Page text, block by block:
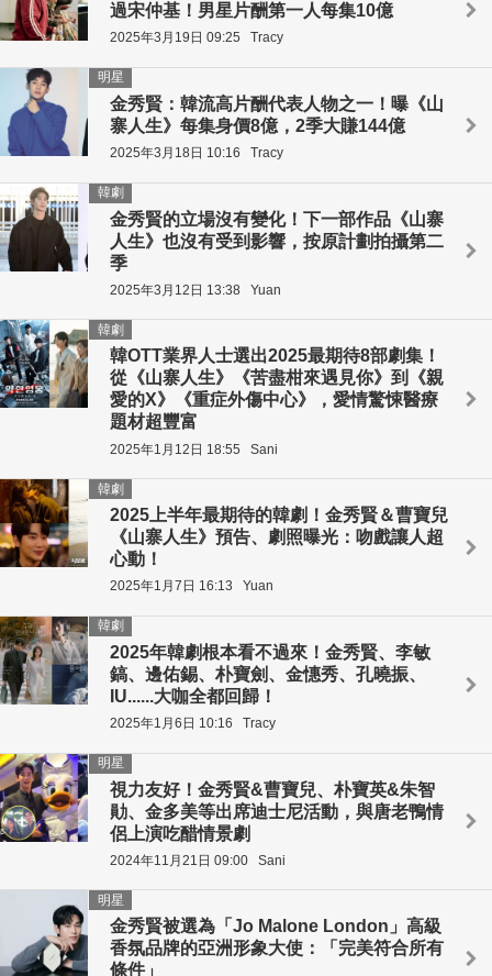
過宋仲基！男星片酬第一人每集10億
2025年3月19日 09:25 Tracy
金秀賢：韓流高片酬代表人物之一！曝《山
寨人生》每集身價8億，2季大賺144億
明星
2025年3月18日 10:16 Tracy
金秀賢的立場沒有變化！下一部作品《山寨
人生》也沒有受到影響，按原計劃拍攝第二
季
韓劇
2025年3月12日 13:38 Yuan
韓OTT業界人士選出2025最期待8部劇集！
從《山寨人生》《苦盡柑來遇見你》到《親
愛的X》《重症外傷中心》，愛情驚悚醫療
題材超豐富
韓劇
2025年1月12日 18:55 Sani
2025上半年最期待的韓劇！金秀賢＆曹寶兒
《山寨人生》預告、劇照曝光：吻戲讓人超
心動！
韓劇
2025年1月7日 16:13 Yuan
2025年韓劇根本看不過來！金秀賢、李敏
鎬、邊佑錫、朴寶劍、金憓秀、孔曉振、
IU......大咖全都回歸！
韓劇
2025年1月6日 10:16 Tracy
視力友好！金秀賢&曹寶兒、朴寶英&朱智
勛、金多美等出席迪士尼活動，與唐老鴨情
侶上演吃醋情景劇
明星
2024年11月21日 09:00 Sani
金秀賢被選為「Jo Malone London」高級
香氛品牌的亞洲形象大使：「完美符合所有
條件」
明星